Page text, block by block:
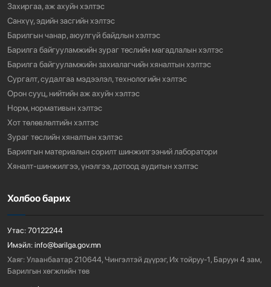
Захиргаа, аж ахуйн хэлтэс
Санхүү, эдийн засгийн хэлтэс
Барилгын чанар, аюулгүй байдлын хэлтэс
Барилга байгууламжийн зураг төслийн магадлалын хэлтэс
Барилга байгууламжийн захиалагчийн хяналтын хэлтэс
Сургалт, судалгаа мэдээлэл, технологийн хэлтэс
Орон сууц, нийтийн аж ахуйн хэлтэс
Норм, нормативын хэлтэс
Хот төлөвлөлтийн хэлтэс
Зураг төслийн хяналтын хэлтэс
Барилгын материалын сорилт шинжилгээний лаборатори
Хяналт-шинжилгээ, үнэлгээ, дотоод аудитын хэлтэс
Холбоо барих
Утас: 70122244
Имэйл: info@barilga.gov.mn
Хаяг: Улаанбаатар 210644, Чингэлтэй дүүрэг, Их тойруу-1, Баруун 4 зам,
Барилгын хөгжлийн төв